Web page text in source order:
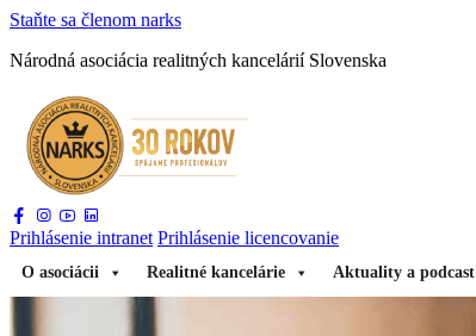
Staňte sa členom narks
Národná asociácia realitných kancelárií Slovenska
Prihlásenie intranet Prihlásenie licencovanie
O asociácii Realitné kancelárie Aktuality a podcast